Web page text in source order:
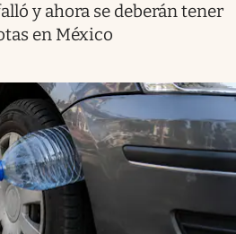
y ahora se deberán tener
en México